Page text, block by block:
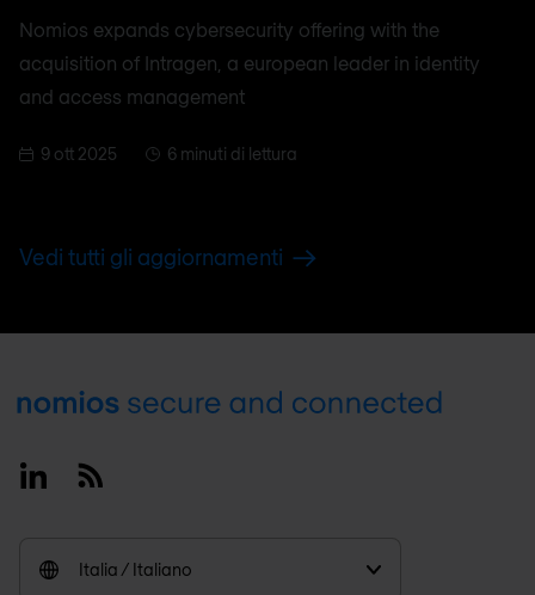
Nomios expands cybersecurity offering with the
acquisition of Intragen, a european leader in identity
and access management
9 ott 2025 6 minuti di lettura
Vedi tutti gli aggiornamenti
Footer
LinkedinRSS
Italia / Italiano